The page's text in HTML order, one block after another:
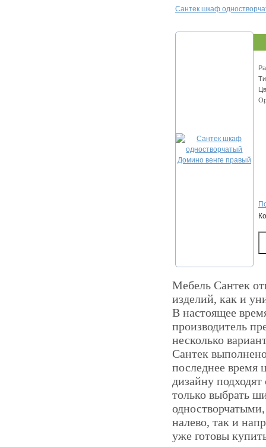
Сантек шкаф
Мебель Сантек
изделий, как и
В настоящее
производитель
несколько
Сантек
последнее время
дизайну
только выбрать
налево, так и
уже готовы